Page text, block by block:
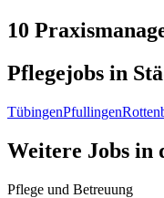
10
Pflegejobs in
TübingenPfullingen
Weitere Jobs in
Pflege und Betreuung